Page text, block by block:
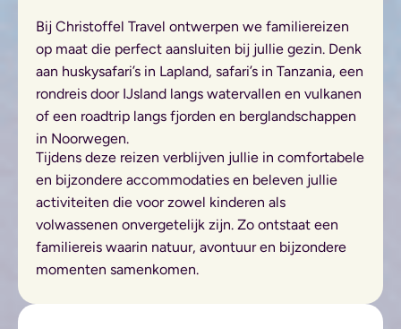
Bij Christoffel Travel ontwerpen we familiereizen
op maat die perfect aansluiten bij jullie gezin. Denk
aan huskysafari’s in Lapland, safari’s in Tanzania, een
rondreis door IJsland langs watervallen en vulkanen
of een roadtrip langs fjorden en berglandschappen
in Noorwegen.
Tijdens deze reizen verblijven jullie in comfortabele
en bijzondere accommodaties en beleven jullie
activiteiten die voor zowel kinderen als
volwassenen onvergetelijk zijn. Zo ontstaat een
familiereis waarin natuur, avontuur en bijzondere
momenten samenkomen.